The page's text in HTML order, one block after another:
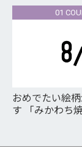
サー/DJ/アー
ナガオカケン
01
おめでたい絵
す 「みかわち